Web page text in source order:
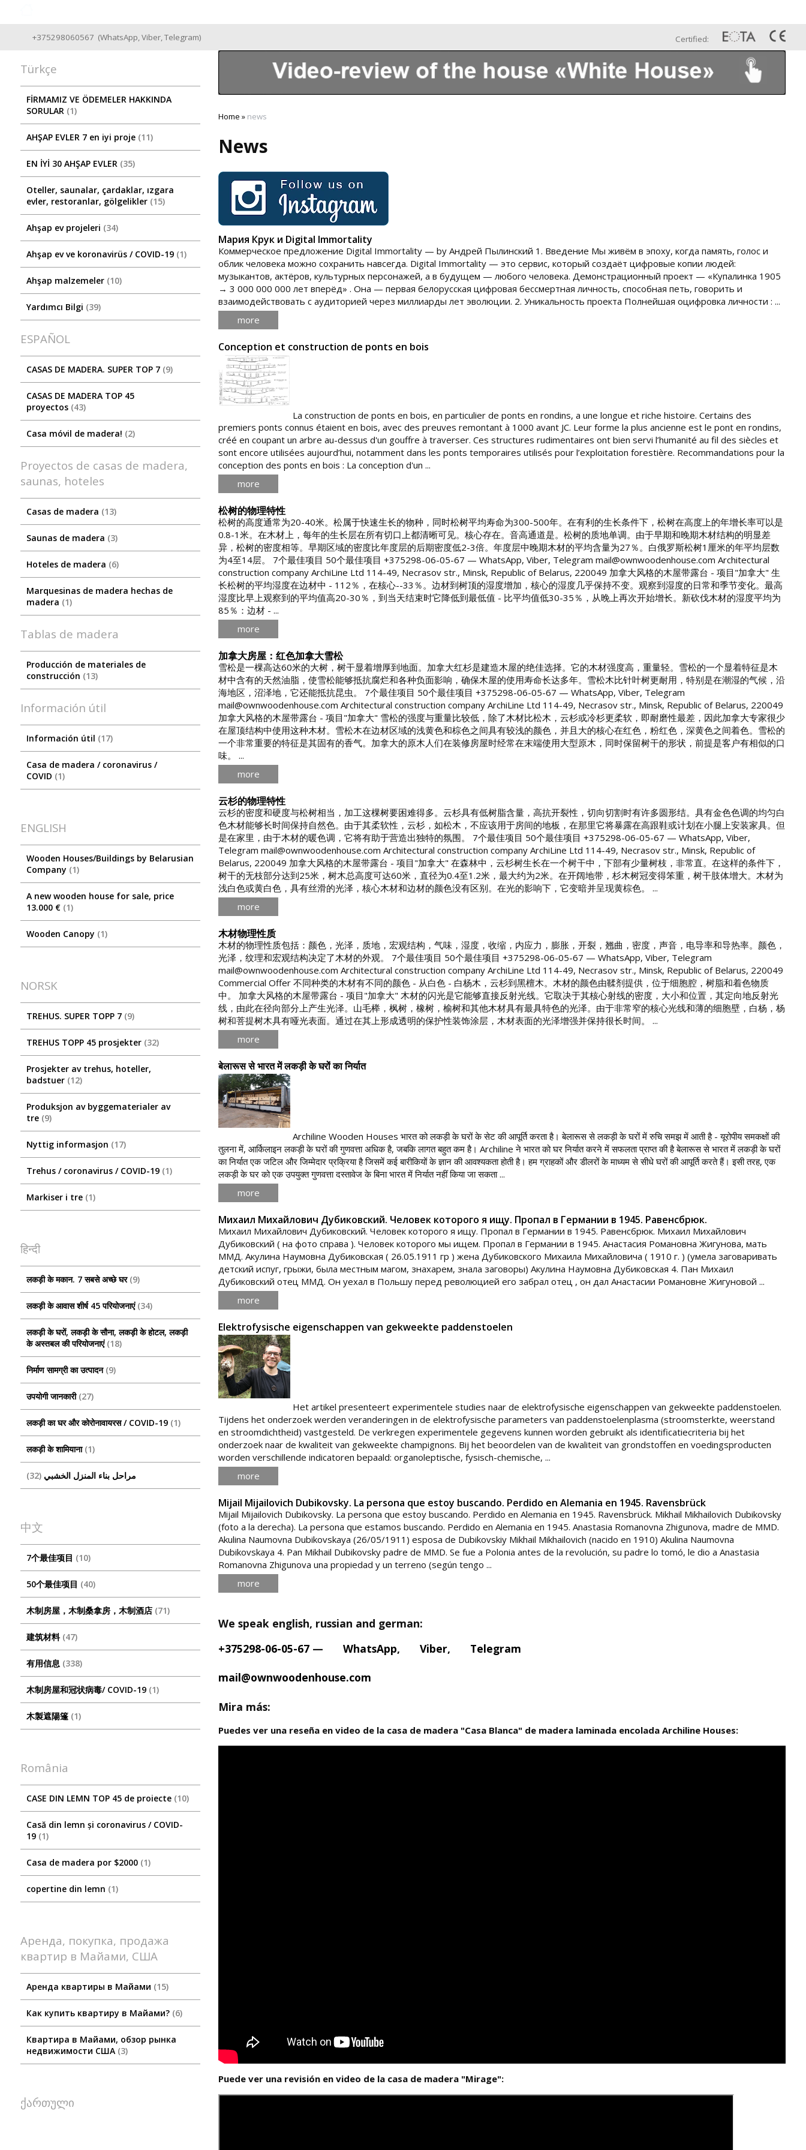
+375298060567 (WhatsApp,Viber,Telegram) Certified:
Türkçe
FİRMAMIZ VE ÖDEMELER HAKKINDA
SORULAR 1
AHŞAP EVLER 7 en iyi proje 11
EN İYİ 30 AHŞAP EVLER 35
Oteller, saunalar, çardaklar, ızgara
evler, restoranlar, gölgelikler 15
Ahşap ev projeleri 34
Ahşap ev ve koronavirüs / COVID-19 1
Ahşap malzemeler 10
Yardımcı Bilgi 39
ESPAÑOL
CASAS DE MADERA. SUPER TOP 7 9
CASAS DE MADERA TOP 45
proyectos 43
Casa móvil de madera! 2
Proyectos de casas de madera,
saunas, hoteles
Casas de madera 13
Saunas de madera 3
Hoteles de madera 6
Marquesinas de madera hechas de
madera 1
Tablas de madera
Producción de materiales de
construcción 13
Información útil
Información útil 17
Сasa de madera / coronavirus /
COVID 1
ENGLISH
Wooden Houses/Buildings by Belarusian
Company 1
A new wooden house for sale, price
13.000 € 1
Wooden Canopy 1
NORSK
TREHUS. SUPER TOPP 7 9
TREHUS TOPP 45 prosjekter 32
Prosjekter av trehus, hoteller,
badstuer 12
Produksjon av byggematerialer av
tre 9
Nyttig informasjon 17
Trehus / coronavirus / COVID-19 1
Markiser i tre 1
हिन्दी
लकड़ी के मकान. 7 सबसे अच्छे घर 9
लकड़ी के आवास शीर्ष 45 परियोजनाएं 34
लकड़ी के घरों, लकड़ी के सौना, लकड़ी के होटल, लकड़ी
के अस्तबल की परियोजनाएं 18
निर्माण सामग्री का उत्पादन 9
उपयोगी जानकारी 27
लकड़ी का घर और कोरोनावायरस / COVID-19 1
लकड़ी के शामियाना 1
مراحل بناء المنزل الخشبي 32
中文
7个最佳项目 10
50个最佳项目 40
木制房屋，木制桑拿房，木制酒店 71
建筑材料 47
有用信息 338
木制房屋和冠状病毒/ COVID-19 1
木製遮陽篷 1
România
CASE DIN LEMN TOP 45 de proiecte 10
Casă din lemn și coronavirus / COVID-
19 1
Casa de madera por $2000 1
copertine din lemn 1
Аренда, покупка, продажа
квартир в Майами, США
Аренда квартиры в Майами 15
Как купить квартиру в Майами? 6
Квартира в Майами, обзор рынка
недвижимости США 3
ქართული
Home » news
News
Мария Крук и Digital Immortality
Коммерческое предложение Digital Immortality — by Андрей Пылинский 1. Введение Мы живём в эпоху, когда память, голос и
облик человека можно сохранить навсегда. Digital Immortality — это сервис, который создаёт цифровые копии людей:
музыкантов, актёров, культурных персонажей, а в будущем — любого человека. Демонстрационный проект — «Купалинка 1905
→ 3 000 000 000 лет вперёд» . Она — первая белорусская цифровая бессмертная личность, способная петь, говорить и
взаимодействовать с аудиторией через миллиарды лет эволюции. 2. Уникальность проекта Полнейшая оцифровка личности : ...
more
Conception et construction de ponts en bois
La construction de ponts en bois, en particulier de ponts en rondins, a une longue et riche histoire. Certains des
premiers ponts connus étaient en bois, avec des preuves remontant à 1000 avant JC. Leur forme la plus ancienne est le pont en rondins,
créé en coupant un arbre au-dessus d'un gouffre à traverser. Ces structures rudimentaires ont bien servi l’humanité au fil des siècles et
sont encore utilisées aujourd’hui, notamment dans les ponts temporaires utilisés pour l’exploitation forestière. Recommandations pour la
conception des ponts en bois : La conception d'un ...
more
松树的物理特性
松树的高度通常为20-40米。松属于快速生长的物种，同时松树平均寿命为300-500年。在有利的生长条件下，松树在高度上的年增长率可以是
0.8-1米。在木材上，每年的生长层在所有切口上都清晰可见。核心存在。音高通道是。松树的质地单调。由于早期和晚期木材结构的明显差
异，松树的密度相等。早期区域的密度比年度层的后期密度低2-3倍。年度层中晚期木材的平均含量为27％。白俄罗斯松树1厘米的年平均层数
为4至14层。 7个最佳项目 50个最佳项目 +375298-06-05-67 — WhatsApp, Viber, Telegram mail@ownwoodenhouse.com Architectural
construction company ArchiLine Ltd 114-49, Necrasov str., Minsk, Republic of Belarus, 220049 加拿大风格的木屋带露台 - 项目"加拿大" 生
长松树的平均湿度在边材中 - 112％，在核心--33％。边材到树顶的湿度增加，核心的湿度几乎保持不变。观察到湿度的日常和季节变化。最高
湿度比早上观察到的平均值高20-30％，到当天结束时它降低到最低值 - 比平均值低30-35％，从晚上再次开始增长。新砍伐木材的湿度平均为
85％：边材 - ...
more
加拿大房屋：红色加拿大雪松
雪松是一棵高达60米的大树，树干显着增厚到地面。加拿大红杉是建造木屋的绝佳选择。它的木材强度高，重量轻。雪松的一个显着特征是木
材中含有的天然油脂，使雪松能够抵抗腐烂和各种负面影响，确保木屋的使用寿命长达多年。雪松木比针叶树更耐用，特别是在潮湿的气候，沿
海地区，沼泽地，它还能抵抗昆虫。 7个最佳项目 50个最佳项目 +375298-06-05-67 — WhatsApp, Viber, Telegram
mail@ownwoodenhouse.com Architectural construction company ArchiLine Ltd 114-49, Necrasov str., Minsk, Republic of Belarus, 220049
加拿大风格的木屋带露台 - 项目"加拿大" 雪松的强度与重量比较低，除了木材比松木，云杉或冷杉更柔软，即耐磨性最差，因此加拿大专家很少
在屋顶结构中使用这种木材。雪松木在边材区域的浅黄色和棕色之间具有较浅的颜色，并且大的核心在红色，粉红色，深黄色之间着色。雪松的
一个非常重要的特征是其固有的香气。加拿大的原木人们在装修房屋时经常在末端使用大型原木，同时保留树干的形状，前提是客户有相似的口
味。 ...
more
云杉的物理特性
云杉的密度和硬度与松树相当，加工这棵树要困难得多。云杉具有低树脂含量，高抗开裂性，切向切割时有许多圆形结。具有金色色调的均匀白
色木材能够长时间保持自然色。由于其柔软性，云杉，如松木，不应该用于房间的地板，在那里它将暴露在高跟鞋或计划在小腿上安装家具。但
是在家里，由于木材的暖色调，它将有助于营造出独特的氛围。 7个最佳项目 50个最佳项目 +375298-06-05-67 — WhatsApp, Viber,
Telegram mail@ownwoodenhouse.com Architectural construction company ArchiLine Ltd 114-49, Necrasov str., Minsk, Republic of
Belarus, 220049 加拿大风格的木屋带露台 - 项目"加拿大" 在森林中，云杉树生长在一个树干中，下部有少量树枝，非常直。在这样的条件下，
树干的无枝部分达到25米，树木总高度可达60米，直径为0.4至1.2米，最大约为2米。在开阔地带，杉木树冠变得笨重，树干肢体增大。木材为
浅白色或黄白色，具有丝滑的光泽，核心木材和边材的颜色没有区别。在光的影响下，它变暗并呈现黄棕色。 ...
more
木材物理性质
木材的物理性质包括：颜色，光泽，质地，宏观结构，气味，湿度，收缩，内应力，膨胀，开裂，翘曲，密度，声音，电导率和导热率。颜色，
光泽，纹理和宏观结构决定了木材的外观。 7个最佳项目 50个最佳项目 +375298-06-05-67 — WhatsApp, Viber, Telegram
mail@ownwoodenhouse.com Architectural construction company ArchiLine Ltd 114-49, Necrasov str., Minsk, Republic of Belarus, 220049
Commercial Offer 不同种类的木材有不同的颜色 - 从白色 - 白杨木，云杉到黑檀木。木材的颜色由鞣剂提供，位于细胞腔，树脂和着色物质
中。 加拿大风格的木屋带露台 - 项目"加拿大" 木材的闪光是它能够直接反射光线。它取决于其核心射线的密度，大小和位置，其定向地反射光
线，由此在径向部分上产生光泽。山毛榉，枫树，橡树，榆树和其他木材具有最具特色的光泽。由于非常窄的核心光线和薄的细胞壁，白杨，杨
树和菩提树木具有哑光表面。通过在其上形成透明的保护性装饰涂层，木材表面的光泽增强并保持很长时间。 ...
more
बेलारूस से भारत में लकड़ी के घरों का निर्यात
Archiline Wooden Houses भारत को लकड़ी के घरों के सेट की आपूर्ति करता है। बेलारूस से लकड़ी के घरों में रुचि समझ में आती है - यूरोपीय समकक्षों की
तुलना में, आर्किलाइन लकड़ी के घरों की गुणवत्ता अधिक है, जबकि लागत बहुत कम है। Archiline ने भारत को घर निर्यात करने में सफलता प्राप्त की है बेलारूस से भारत में लकड़ी के घरों
का निर्यात एक जटिल और जिम्मेदार प्रक्रिया है जिसमें कई बारीकियों के ज्ञान की आवश्यकता होती है। हम ग्राहकों और डीलरों के माध्यम से सीधे घरों की आपूर्ति करते हैं। इसी तरह, एक
लकड़ी के घर को एक उपयुक्त गुणवत्ता दस्तावेज के बिना भारत में निर्यात नहीं किया जा सकता ...
more
Михаил Михайлович Дубиковский. Человек которого я ищу. Пропал в Германии в 1945. Равенсбрюк.
Михаил Михайлович Дубиковский. Человек которого я ищу. Пропал в Германии в 1945. Равенсбрюк. Михаил Михайлович
Дубиковский ( на фото справа ). Человек которого мы ищем. Пропал в Германии в 1945. Анастасия Романовна Жигунова, мать
ММД. Акулина Наумовна Дубиковская ( 26.05.1911 гр ) жена Дубиковского Михаила Михайловича ( 1910 г. ) (умела заговаривать
детский испуг, грыжи, была местным магом, знахарем, знала заговоры) Акулина Наумовна Дубиковская 4. Пан Михаил
Дубиковский отец ММД. Он уехал в Польшу перед революцией его забрал отец , он дал Анастасии Романовне Жигуновой ...
more
Elektrofysische eigenschappen van gekweekte paddenstoelen
Het artikel presenteert experimentele studies naar de elektrofysische eigenschappen van gekweekte paddenstoelen.
Tijdens het onderzoek werden veranderingen in de elektrofysische parameters van paddenstoelenplasma (stroomsterkte, weerstand
en stroomdichtheid) vastgesteld. De verkregen experimentele gegevens kunnen worden gebruikt als identificatiecriteria bij het
onderzoek naar de kwaliteit van gekweekte champignons. Bij het beoordelen van de kwaliteit van grondstoffen en voedingsproducten
worden verschillende indicatoren bepaald: organoleptische, fysisch-chemische, ...
more
Mijail Mijailovich Dubikovsky. La persona que estoy buscando. Perdido en Alemania en 1945. Ravensbrück
Mijail Mijailovich Dubikovsky. La persona que estoy buscando. Perdido en Alemania en 1945. Ravensbrück. Mikhail Mikhailovich Dubikovsky
(foto a la derecha). La persona que estamos buscando. Perdido en Alemania en 1945. Anastasia Romanovna Zhigunova, madre de MMD.
Akulina Naumovna Dubikovskaya (26/05/1911) esposa de Dubikovskiy Mikhail Mikhailovich (nacido en 1910) Akulina Naumovna
Dubikovskaya 4. Pan Mikhail Dubikovsky padre de MMD. Se fue a Polonia antes de la revolución, su padre lo tomó, le dio a Anastasia
Romanovna Zhigunova una propiedad y un terreno (según tengo ...
more
We speak english, russian and german:
+375298-06-05-67 — WhatsApp, Viber, Telegram
mail@ownwoodenhouse.com
Mira más:
Puedes ver una reseña en video de la casa de madera "Casa Blanca" de madera laminada encolada Archiline Houses:
Puede ver una revisión en video de la casa de madera "Mirage":